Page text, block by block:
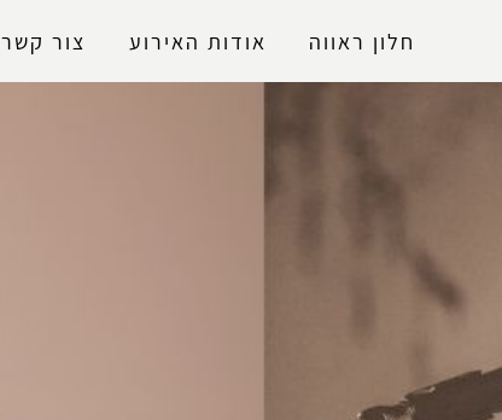
חלון ראווה אודות האירוע צור קשר